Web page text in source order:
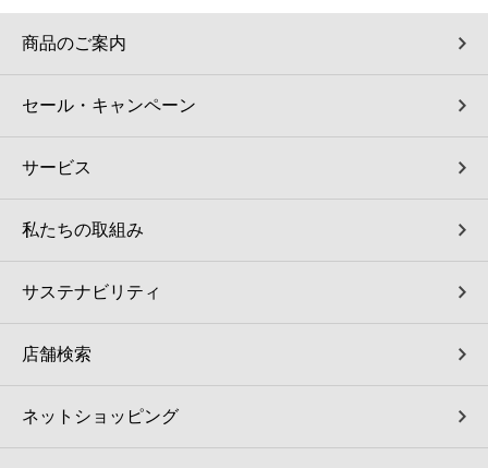
ソフトバンクギフト
商品のご案内
セール・キャンペーン
サービス
私たちの取組み
サステナビリティ
店舗検索
ネットショッピング